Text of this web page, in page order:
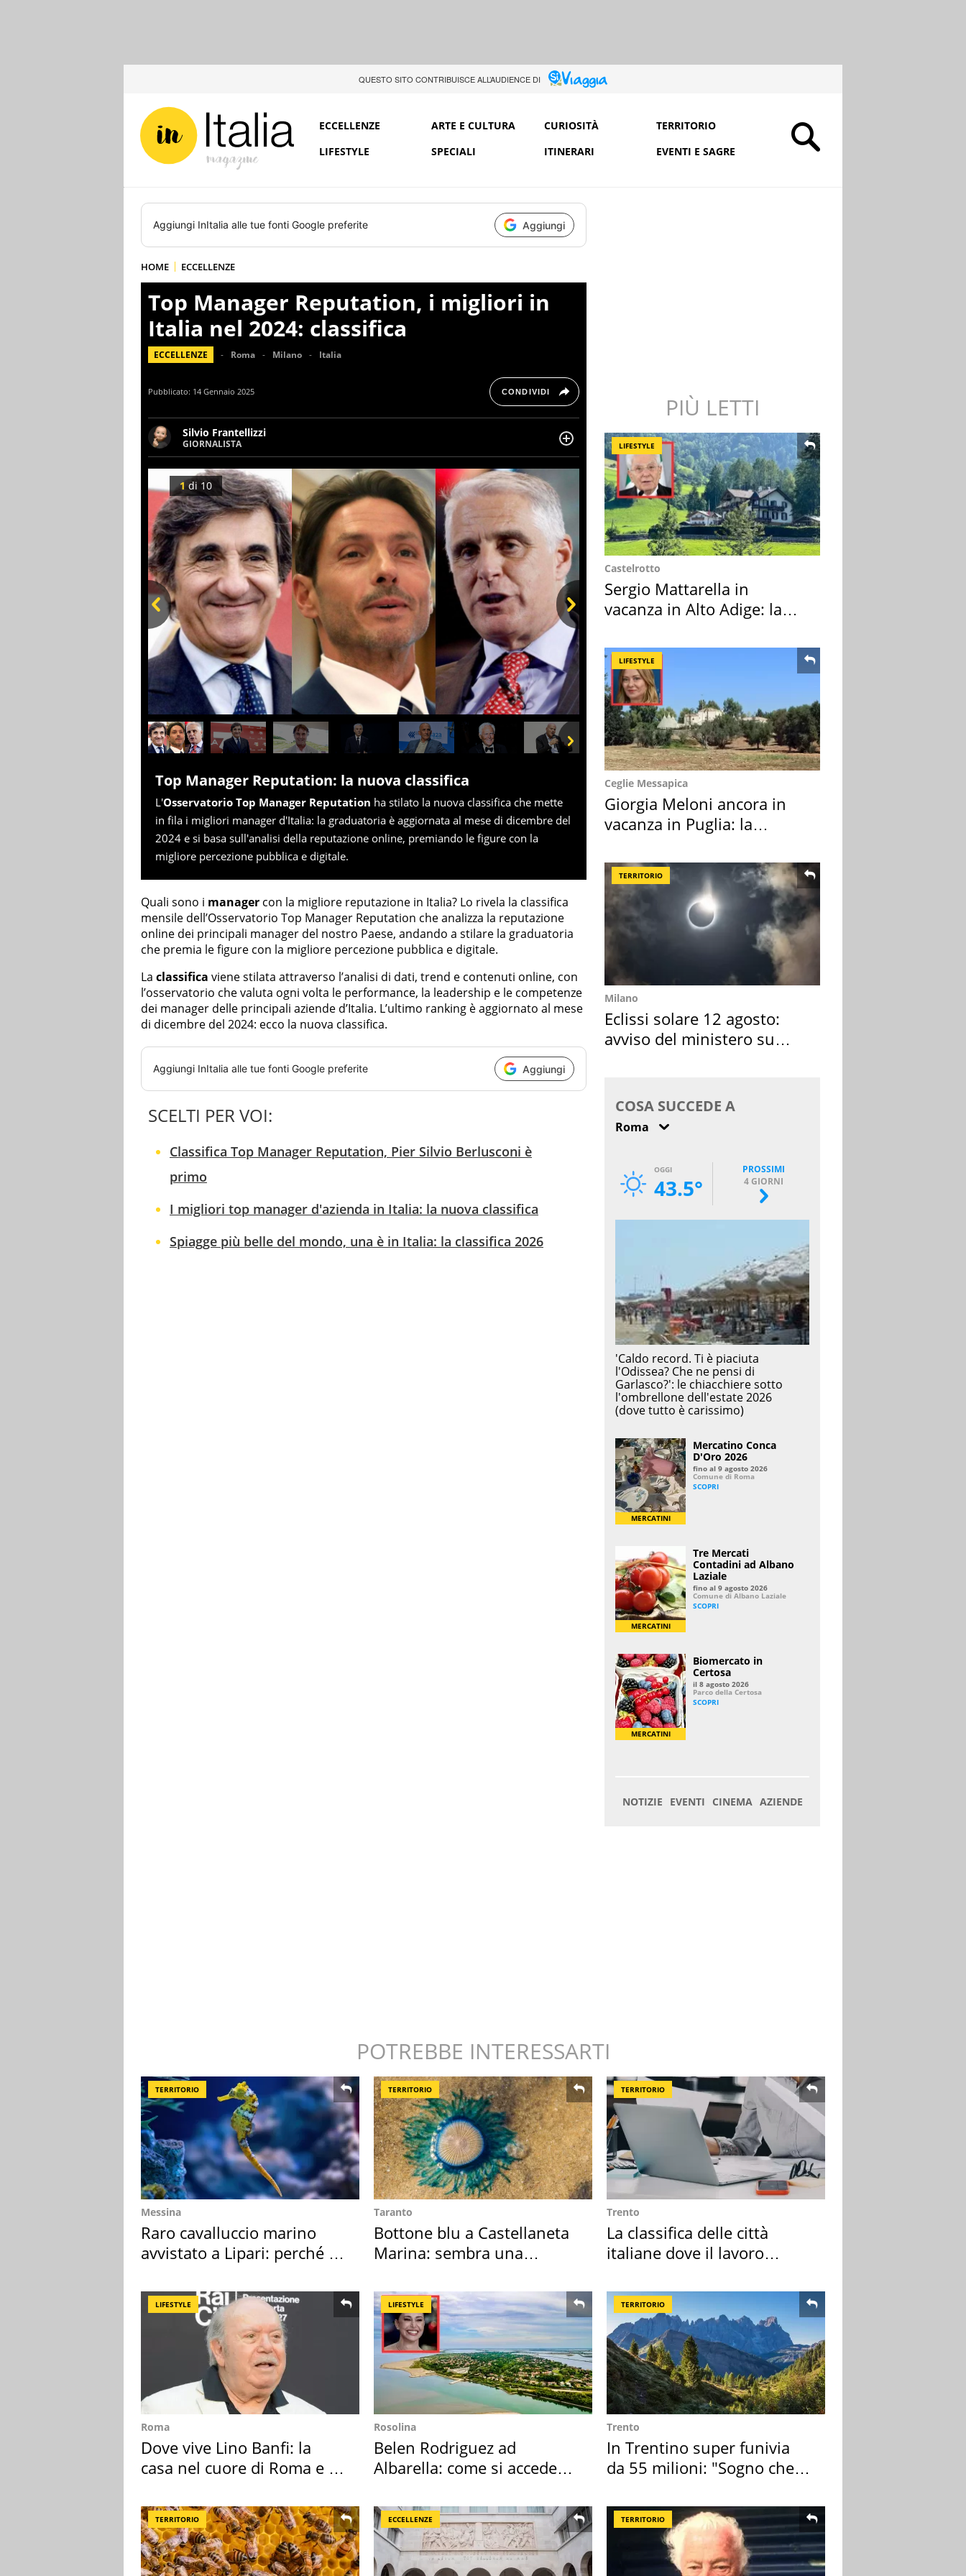
QUESTO SITO CONTRIBUISCE ALL’AUDIENCE DI
ECCELLENZE ARTE E CULTURA CURIOSITÀ
TERRITORIO
LIFESTYLE
SPECIALI ITINERARI EVENTI E SAGRE
Aggiungi InItalia alle tue fonti Google preferite Aggiungi
HOME ECCELLENZE
Top Manager Reputation, i migliori in
Italia nel 2024: classifica
ECCELLENZE Roma Milano Italia
Pubblicato: 14 Gennaio 2025 CONDIVIDI
Silvio Frantellizzi
GIORNALISTA
Giornalista pubblicista. Da oltre dieci anni si occupa di informazione sul web,
scrivendo di sport, attualità, cronaca, motori, spettacolo e videogame.
Prev Next
1di 10
Top Manager Reputation: la nuova classifica
L'Osservatorio Top Manager Reputation ha stilato la nuova classifica che mette
in fila i migliori manager d'Italia: la graduatoria è aggiornata al mese di dicembre del
2024 e si basa sull'analisi della reputazione online, premiando le figure con la
migliore percezione pubblica e digitale.
Quali sono i manager con la migliore reputazione in Italia? Lo rivela la classifica
mensile dell’Osservatorio Top Manager Reputation che analizza la reputazione
online dei principali manager del nostro Paese, andando a stilare la graduatoria
che premia le figure con la migliore percezione pubblica e digitale.
La classifica viene stilata attraverso l’analisi di dati, trend e contenuti online, con
l’osservatorio che valuta ogni volta le performance, la leadership e le competenze
dei manager delle principali aziende d’Italia. L’ultimo ranking è aggiornato al mese
di dicembre del 2024: ecco la nuova classifica.
Aggiungi InItalia alle tue fonti Google preferite Aggiungi
SCELTI PER VOI:
Classifica Top Manager Reputation, Pier Silvio Berlusconi è
primo
I migliori top manager d'azienda in Italia: la nuova classifica
Spiagge più belle del mondo, una è in Italia: la classifica 2026
PIÙ LETTI
LIFESTYLE
Castelrotto
Sergio Mattarella in
vacanza in Alto Adige: la
LIFESTYLE
Ceglie Messapica
Giorgia Meloni ancora in
vacanza in Puglia: la
TERRITORIO
Milano
Eclissi solare 12 agosto:
avviso del ministero su
POTREBBE INTERESSARTI
TERRITORIO
Messina
Raro cavalluccio marino
avvistato a Lipari: perché è
TERRITORIO
Taranto
Bottone blu a Castellaneta
Marina: sembra una
TERRITORIO
Trento
La classifica delle città
italiane dove il lavoro
LIFESTYLE
Roma
Dove vive Lino Banfi: la
casa nel cuore di Roma e i
LIFESTYLE
Rosolina
Belen Rodriguez ad
Albarella: come si accede
TERRITORIO
Trento
In Trentino super funivia
da 55 milioni: "Sogno che si
TERRITORIO ECCELLENZE TERRITORIO